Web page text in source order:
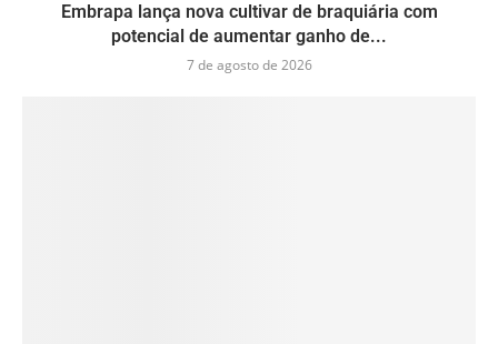
Embrapa lança nova cultivar de braquiária com
potencial de aumentar ganho de...
7 de agosto de 2026